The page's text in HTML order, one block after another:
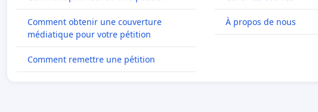
Comment obtenir une couverture
médiatique pour votre pétition
Comment remettre une pétition
À propos de nous